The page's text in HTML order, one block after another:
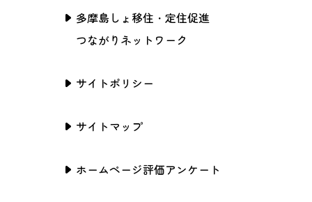
多摩島しょ移住・定住促進
つながりネットワーク
サイトポリシー
サイトマップ
ホームページ評価アンケート